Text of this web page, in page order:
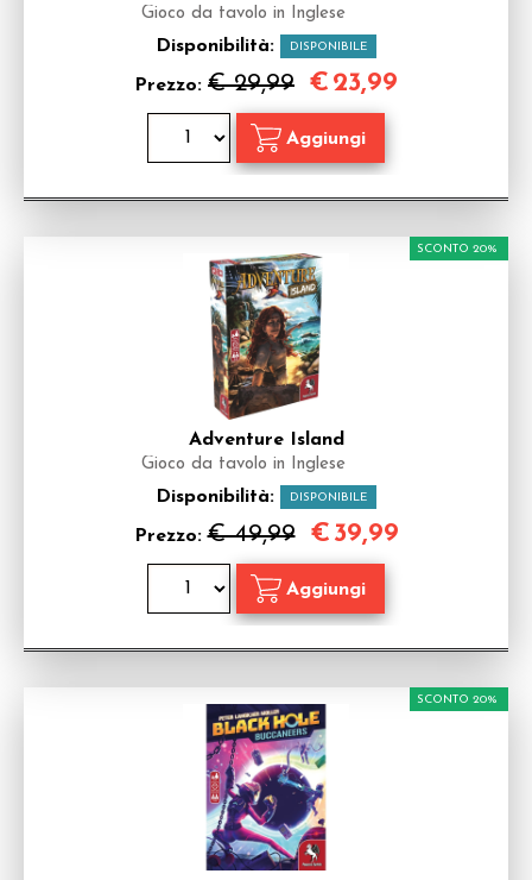
Gioco da tavolo in Inglese
Disponibilità: DISPONIBILE
Prezzo: € 29,99 € 23,99
Adventure Island
Gioco da tavolo in Inglese
Disponibilità: DISPONIBILE
Prezzo:€ 49,99
SCONTO 20%
€ 39,99
SCONTO 20%